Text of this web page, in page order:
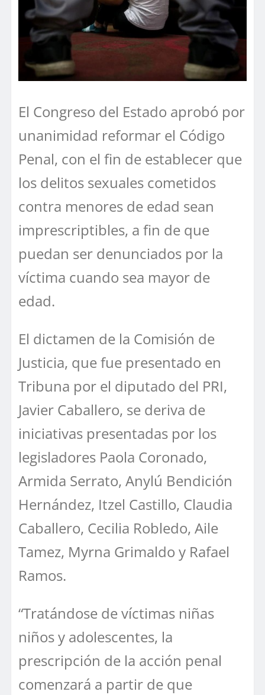
El Congreso del Estado aprobó por
unanimidad reformar el Código
Penal, con el fin de establecer que
los delitos sexuales cometidos
contra menores de edad sean
imprescriptibles, a fin de que
puedan ser denunciados por la
víctima cuando sea mayor de
edad.
El dictamen de la Comisión de
Justicia, que fue presentado en
Tribuna por el diputado del PRI,
Javier Caballero, se deriva de
iniciativas presentadas por los
legisladores Paola Coronado,
Armida Serrato, Anylú Bendición
Hernández, Itzel Castillo, Claudia
Caballero, Cecilia Robledo, Aile
Tamez, Myrna Grimaldo y Rafael
Ramos.
“Tratándose de víctimas niñas
niños y adolescentes, la
prescripción de la acción penal
comenzará a partir de que